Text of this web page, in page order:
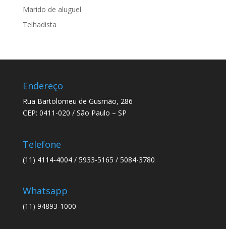
Marido de aluguel
Telhadista
Endereço
Rua Bartolomeu de Gusmão, 286
CEP: 0411-020 / São Paulo – SP
Telefone
(11) 4114-4004 / 5933-5165 / 5084-3780
Whatsapp
(11) 94893-1000